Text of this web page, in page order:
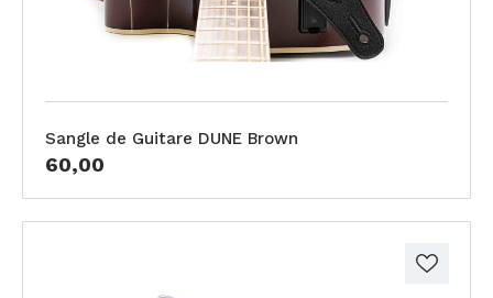
Sangle de Guitare DUNE Brown
60,00